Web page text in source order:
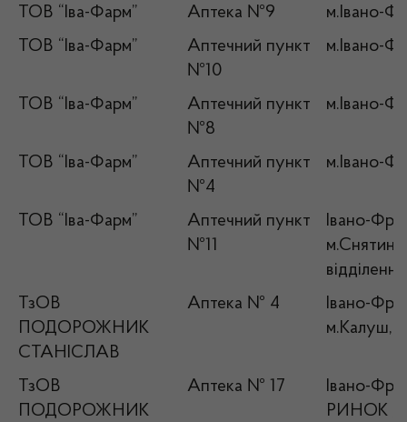
ТОВ “Іва-Фарм” Аптека №9
м.Івано-
ТОВ “Іва-Фарм”
Аптечний пункт
№10
м.Івано-
ТОВ “Іва-Фарм”
Аптечний пункт
№8
м.Івано-
ТОВ “Іва-Фарм”
Аптечний пункт
№4
м.Івано-
ТОВ “Іва-Фарм”
Аптечний пункт
№11
Івано-
м.Снятин,
ТзОВ
ПОДОРОЖНИК
СТАНІСЛАВ
Аптека № 4
Івано-
м.Калуш,
ТзОВ
ПОДОРОЖНИК
Аптека № 17
Івано-
РИНОК ,